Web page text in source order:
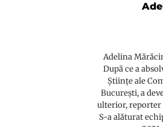
Adelina
După ce a
Științe ale
București, a
ulterior, reporter
S-a alăturat